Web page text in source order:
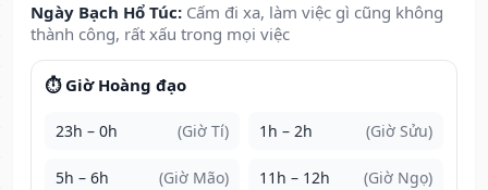
Ngày Bạch Hổ Túc: Cấm đi xa, làm việc gì cũng không
thành công, rất xấu trong mọi việc
⏱️ Giờ Hoàng đạo
23h – 0h (Giờ Tí) 1h – 2h (Giờ Sửu)
5h – 6h (Giờ Mão) 11h – 12h (Giờ Ngọ)